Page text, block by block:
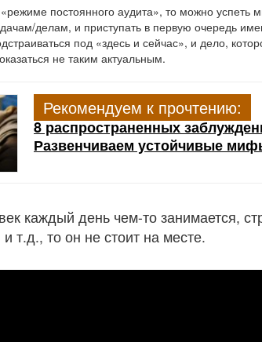
постоянного аудита», то можно успеть
делам, и приступать в первую очередь
под «здесь и сейчас», и дело,
не таким актуальным.
Рекомендуем к прочтению:
8 распространенных
Развенчиваем устойчивые
каждый день чем-то занимается,
т.д., то он не стоит на месте.